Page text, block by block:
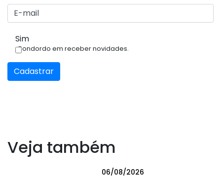
Sim
Condordo em receber novidades.
Cadastrar
Veja também
06/08/2026